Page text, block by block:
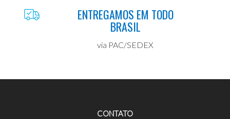
ENTREGAMOS EM TODO
BRASIL
via PAC/SEDEX
CONTATO